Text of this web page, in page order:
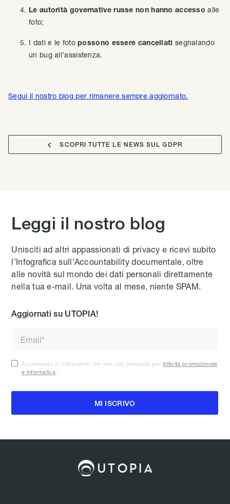
Le autorità governative russe non hanno accesso alle
foto;
I dati e le fotopossono essere cancellati segnalando
un bug all’assistenza.
Segui il nostro blog per rimanere sempre aggiornato.
 SCOPRI TUTTE LE NEWS SUL GDPR
Leggi il nostro blog
Unisciti ad altri appassionati di privacy e ricevi subito
l’Infografica sull’Accountability documentale, oltre
alle novità sul mondo dei dati personali direttamente
nella tua e-mail. Una volta al mese, niente SPAM.
Aggiornati su UTOPIA!
Acconsento al trattamento dei miei dati personali perAttività promozionale
e informativa *